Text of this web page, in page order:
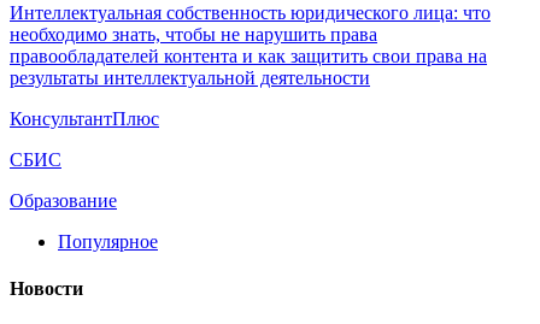
Интеллектуальная собственность юридического лица: что
необходимо знать, чтобы не нарушить права
правообладателей контента и как защитить свои права на
результаты интеллектуальной деятельности
КонсультантПлюс
СБИС
Образование
Популярное
Новости